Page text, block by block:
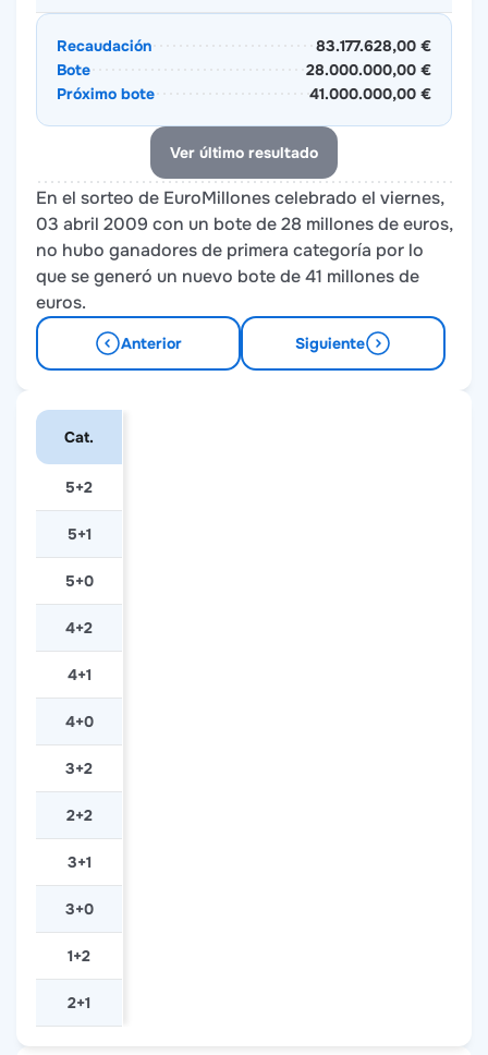
Recaudación
83.177.628,00 €
Bote
28.000.000,00 €
Próximo bote
41.000.000,00 €
Ver último resultado
En el sorteo de EuroMillones celebrado el viernes,
03 abril 2009 con un bote de 28 millones de euros,
no hubo ganadores de primera categoría por lo
que se generó un nuevo bote de 41 millones de
euros.
Anterior Siguiente
Cat.
5+2
5+1
5+0
4+2
4+1
4+0
3+2
2+2
3+1
3+0
1+2
2+1